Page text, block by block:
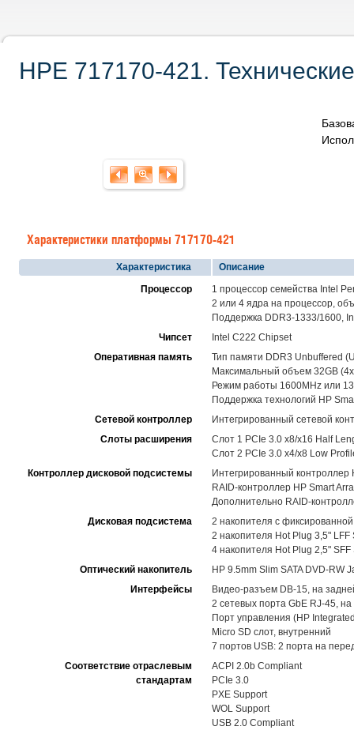
HPE 717170-421.
Характеристики платформы 717170-421
Характеристика
Описание
Процессор
1 процессор семейства Intel
2 или 4 ядра на процессор,
Поддержка DDR3-1333/1600,
Чипсет
Intel C222 Chipset
Оперативная память
Тип памяти DDR3 Unbuffered
Максимальный объем 32GB
Режим работы 1600MHz или
Поддержка технологий HP
Сетевой контроллер
Интегрированный сетевой
Слоты расширения
Слот 1 PCIe 3.0 x8/x16 Half
Слот 2 PCIe 3.0 x4/x8 Low
Контроллер дисковой подсистемы
Интегрированный контроллер
RAID-контроллер HP Smart
Дополнительно RAID-
Дисковая подсистема
2 накопителя с
2 накопителя Hot Plug 3,5" LFF
4 накопителя Hot Plug 2,5" SFF
Оптический накопитель
HP 9.5mm Slim SATA DVD-RW
Интерфейсы
Видео-разъем DB-15, на
2 сетевых порта GbE RJ-45,
Порт управления (HP
Micro SD слот, внутренний
7 портов USB: 2 порта на
Соответствие отраслевым
стандартам
ACPI 2.0b Compliant
PCIe 3.0
PXE Support
WOL Support
USB 2.0 Compliant